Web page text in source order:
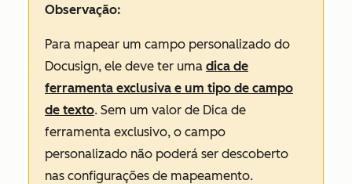
Observação:
Para mapear um campo personalizado do
Docusign, ele deve ter uma dica de
ferramenta exclusiva e um tipo de campo
de texto. Sem um valor de Dica de
ferramenta exclusivo, o campo
personalizado não poderá ser descoberto
nas configurações de mapeamento.